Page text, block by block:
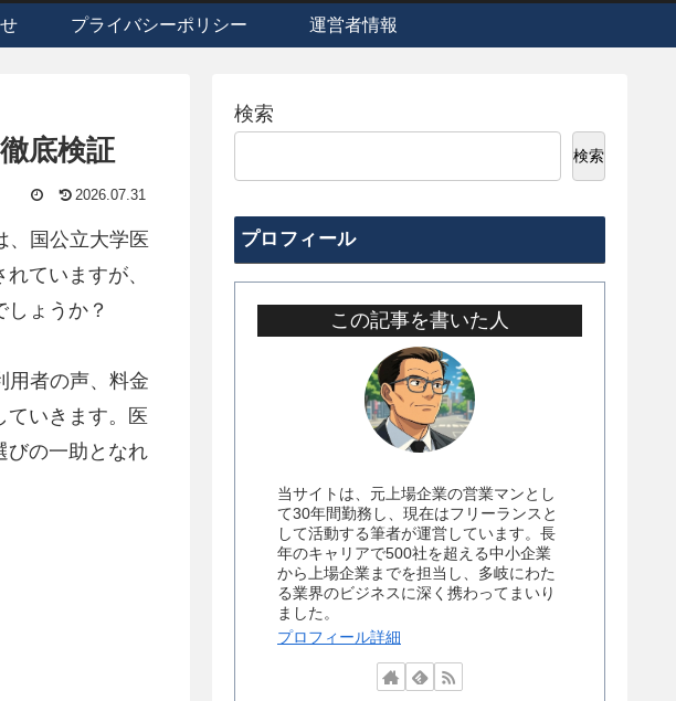
プライバシーポリシー 運営者情報
底検証
2026.07.31
、国公立大学医
ていますが、
しょうか？
用者の声、料金
ていきます。医
びの一助となれ
検索
検索
プロフィール
この記事を書いた人
当サイトは、元上場企業の営業マンとし
て30年間勤務し、現在はフリーランスと
して活動する筆者が運営しています。長
年のキャリアで500社を超える中小企業
から上場企業までを担当し、多岐にわた
る業界のビジネスに深く携わってまいり
ました。
プロフィール詳細